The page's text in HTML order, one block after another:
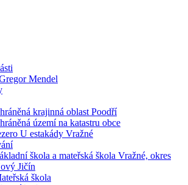
Mendel
krajinná oblast Poodří
území na katastru obce
U estakády Vražné
škola a mateřská škola Vražné, okres
Jičín
škola